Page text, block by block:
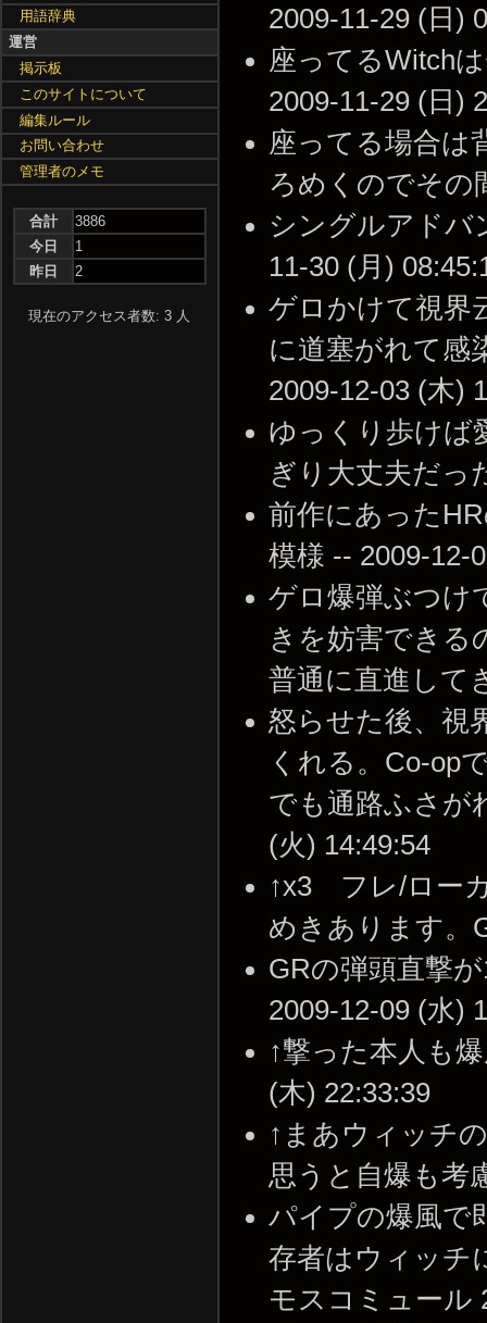
2009-11-29 (日)
座ってるWitch
2009-11-29 (日)
座ってる場合は
ろめくのでその
シングルアドバ
11-30 (月)
ゲロかけて視界
に道塞がれて感
2009-12-03 (木)
ゆっくり歩けば
ぎり大丈夫だっ
前作にあった
模様 -- 2009-12-
ゲロ爆弾ぶつけ
きを妨害できる
普通に直進して
怒らせた後、視
くれる。Co-op
でも通路ふさが
(火) 14:49:54
↑x3 フレ/ロー
めきあります。
GRの弾頭直撃
2009-12-09 (水)
↑撃った本人も
(木) 22:33:39
↑まあウィッチ
思うと自爆も考
パイプの爆風で
存者はウィッチ
モスコミュール
用語辞典
運営
掲示板
このサイトについて
編集ルール
お問い合わせ
管理者のメモ
合計
3886
今日
1
昨日
2
現在のアクセス者数: 3 人